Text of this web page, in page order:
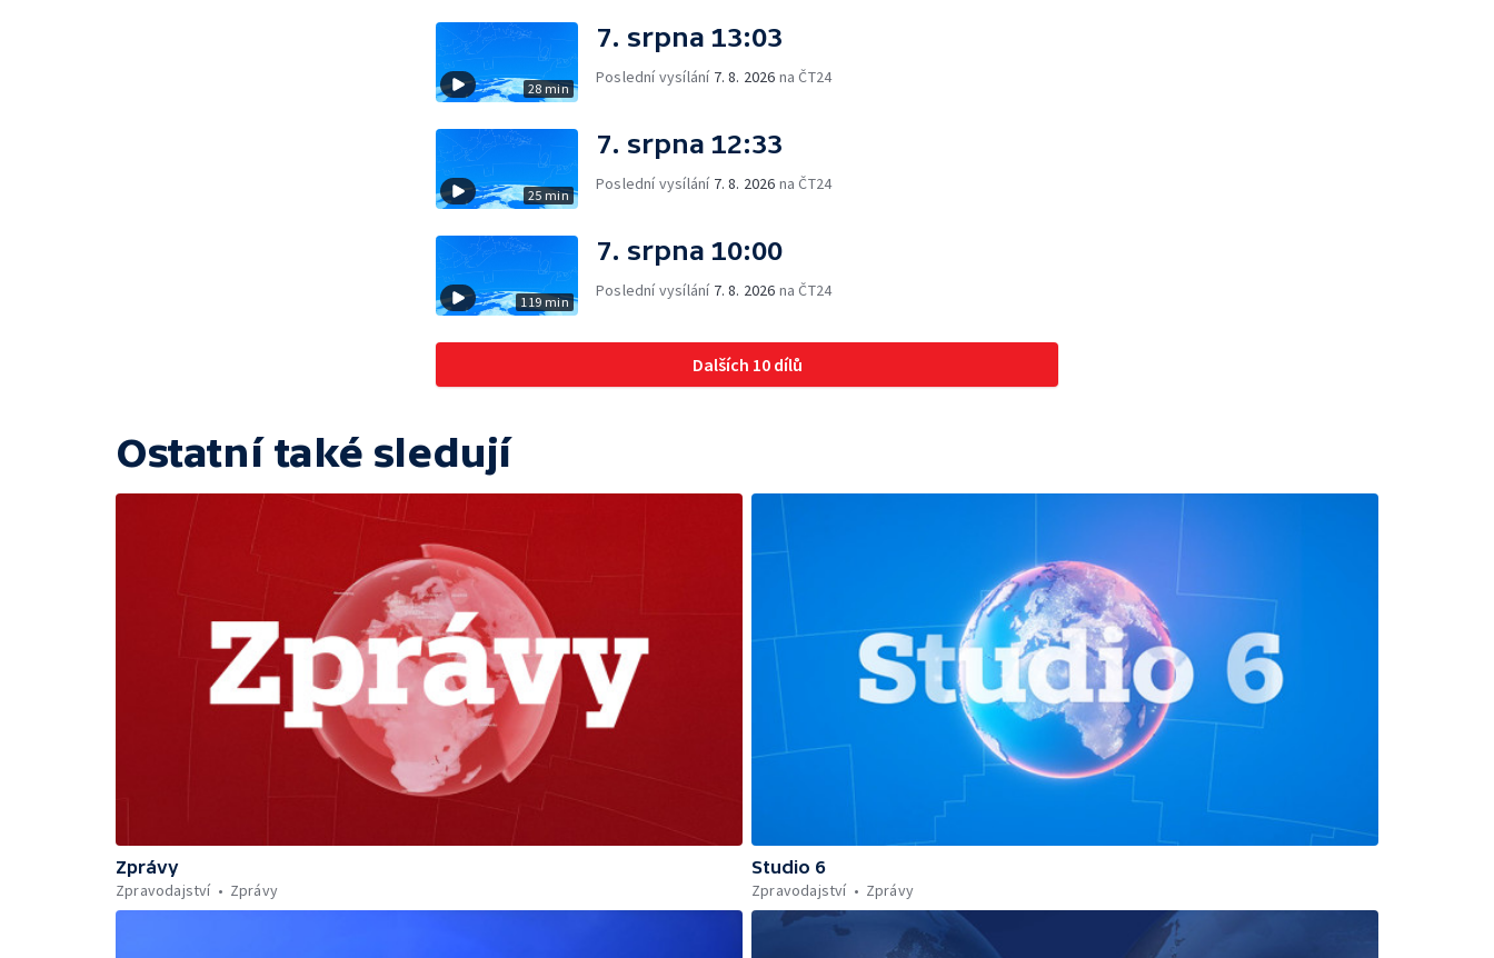
28 min
7. srpna 13:03
Poslední vysílání 7. 8. 2026 na ČT24
25 min
7. srpna 12:33
Poslední vysílání 7. 8. 2026 na ČT24
119 min
7. srpna 10:00
Poslední vysílání 7. 8. 2026 na ČT24
Dalších 10 dílů
Ostatní také sledují
Zprávy
Zpravodajství
Zprávy
Studio 6
Zpravodajství
Zprávy